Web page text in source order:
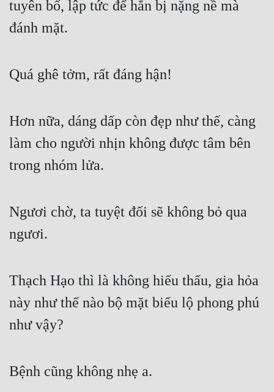
tuyên bố, lập tức để hắn bị nặng nề mà
đánh mặt.
Quá ghê tởm, rất đáng hận!
Hơn nữa, dáng dấp còn đẹp như thế, càng
làm cho người nhịn không được tâm bên
trong nhóm lửa.
Ngươi chờ, ta tuyệt đối sẽ không bỏ qua
ngươi.
Thạch Hạo thì là không hiểu thấu, gia hỏa
này như thế nào bộ mặt biểu lộ phong phú
như vậy?
Bệnh cũng không nhẹ a.